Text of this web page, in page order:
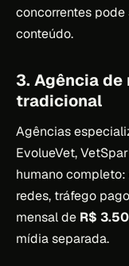
concorrentes
conteúdo.
3. Agência
tradicional
Agências
EvolueVet,
humano
redes, tráfego
mensal de R$
mídia separada.